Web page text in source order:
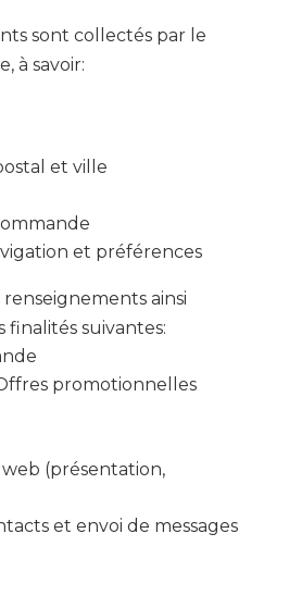
sont collectés par le
à savoir:
et ville
et préférences
ainsi
suivantes:
promotionnelles
(présentation,
et envoi de messages